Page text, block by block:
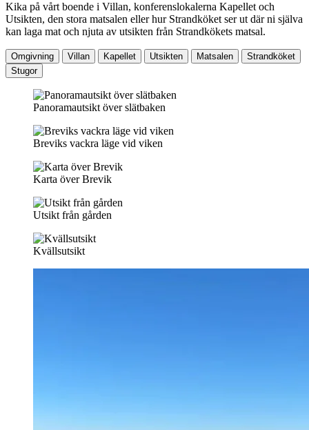
Kika på vårt boende i Villan, konferenslokalerna Kapellet och
Utsikten, den stora matsalen eller hur Strandköket ser ut där ni själva
kan laga mat och njuta av utsikten från Strandkökets matsal.
Omgivning Villan Kapellet Utsikten Matsalen
Strandköket
Stugor
Panoramautsikt över slätbaken
Breviks vackra läge vid viken
Karta över Brevik
Utsikt från gården
Kvällsutsikt